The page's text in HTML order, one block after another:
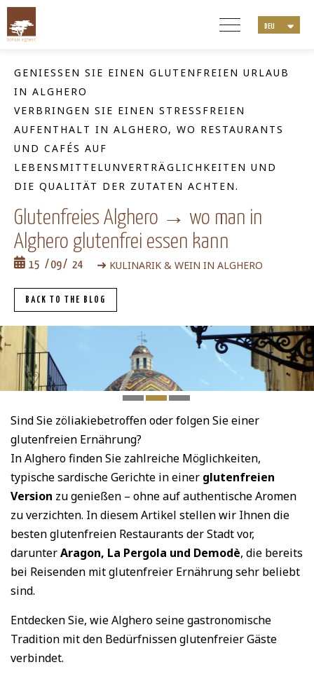
DEU
NLD
GENIESSEN SIE EINEN GLUTENFREIEN URLAUB I
N ALGHERO
VERBRINGEN SIE EINEN STRESSFREIEN
AUFENTHALT IN ALGHERO, WO RESTAURANTS
UND CAFÉS AUF
LEBENSMITTELUNVERTRÄGLICHKEITEN UND
DIE QUALITÄT DER ZUTATEN ACHTEN.
Glutenfreies Alghero → wo man in
Alghero glutenfrei essen kann
15 09 24 KULINARIK & WEIN IN ALGHERO
BACK TO THE BLOG
Sind Sie zöliakiebetroffen oder folgen Sie einer
glutenfreien Ernährung?
In Alghero finden Sie zahlreiche Möglichkeiten,
typische sardische Gerichte in einer glutenfreien
Version zu genießen – ohne auf authentische Aromen
zu verzichten. In diesem Artikel stellen wir Ihnen die
besten glutenfreien Restaurants der Stadt vor,
darunterAragon, La Pergola und Demodè, die bereits
bei Reisenden mit glutenfreier Ernährung sehr beliebt
sind.
Entdecken Sie, wie Alghero seine gastronomische
Tradition mit den Bedürfnissen glutenfreier Gäste
verbindet.